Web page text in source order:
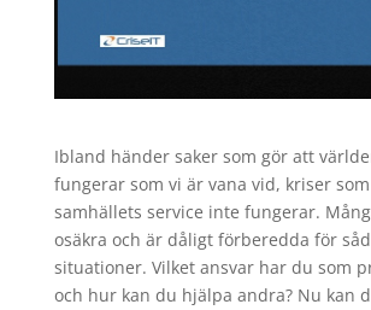
Ibland händer saker som gör att
fungerar som vi är vana vid, kriser
samhällets service inte fungerar.
osäkra och är dåligt förberedda för
situationer. Vilket ansvar har du som
och hur kan du hjälpa andra? Nu kan